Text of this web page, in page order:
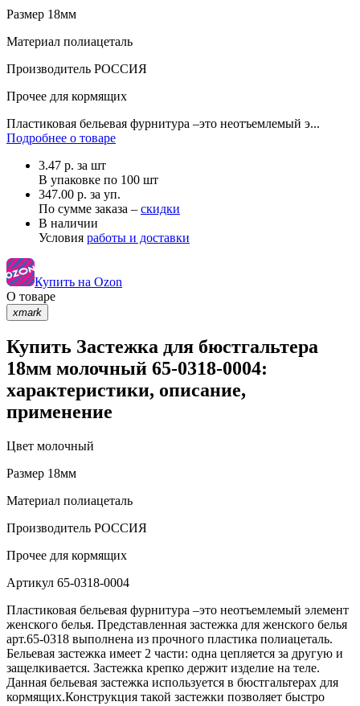
Размер 18мм
Материал полиацеталь
Производитель РОССИЯ
Прочее для кормящих
Пластиковая бельевая фурнитура –это неотъемлемый э...
Подробнее о товаре
3.47 р. за шт
В упаковке по 100 шт
347.00 р. за уп.
По сумме заказа – скидки
В наличии
Условия работы и доставки
Купить на Ozon
О товаре
xmark
Купить Застежка для бюстгальтера
18мм молочный 65-0318-0004:
характеристики, описание,
применение
Цвет молочный
Размер 18мм
Материал полиацеталь
Производитель РОССИЯ
Прочее для кормящих
Артикул 65-0318-0004
Пластиковая бельевая фурнитура –это неотъемлемый элемент
женского белья. Представленная застежка для женского белья
арт.65-0318 выполнена из прочного пластика полиацеталь.
Бельевая застежка имеет 2 части: одна цепляется за другую и
защелкивается. Застежка крепко держит изделие на теле.
Данная бельевая застежка используется в бюстгальтерах для
кормящих.Конструкция такой застежки позволяет быстро